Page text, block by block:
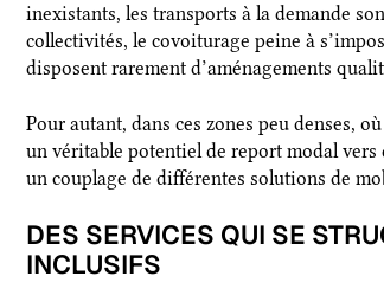
inexistants, les transports à la demande
collectivités, le covoiturage peine à
disposent rarement d’aménagements
Pour autant, dans ces zones peu denses,
un véritable potentiel de report modal
un couplage de différentes solutions de
DES SERVICES QUI SE
INCLUSIFS